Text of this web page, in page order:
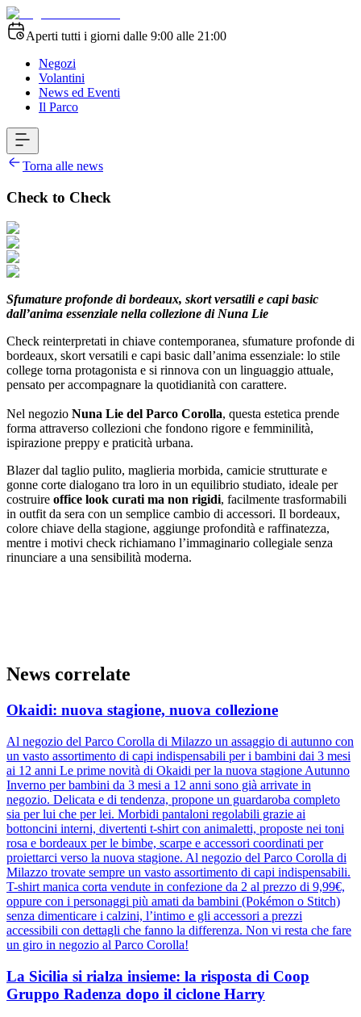
Aperti tutti i giorni dalle 9:00 alle 21:00
Negozi
Volantini
News ed Eventi
Il Parco
Torna alle news
Check to Check
Sfumature profonde di bordeaux, skort versatili e capi basic
dall’anima essenziale nella collezione di Nuna Lie
Check reinterpretati in chiave contemporanea, sfumature profonde di
bordeaux, skort versatili e capi basic dall’anima essenziale: lo stile
college torna protagonista e si rinnova con un linguaggio attuale,
pensato per accompagnare la quotidianità con carattere.
Nel negozio Nuna Lie del Parco Corolla, questa estetica prende
forma attraverso collezioni che fondono rigore e femminilità,
ispirazione preppy e praticità urbana.
Blazer dal taglio pulito, maglieria morbida, camicie strutturate e
gonne corte dialogano tra loro in un equilibrio studiato, ideale per
costruire office look curati ma non rigidi, facilmente trasformabili
in outfit da sera con un semplice cambio di accessori. Il bordeaux,
colore chiave della stagione, aggiunge profondità e raffinatezza,
mentre i motivi check richiamano l’immaginario collegiale senza
rinunciare a una sensibilità moderna.
News correlate
Okaidi: nuova stagione, nuova collezione
Al negozio del Parco Corolla di Milazzo un assaggio di autunno con
un vasto assortimento di capi indispensabili per i bambini dai 3 mesi
ai 12 anni Le prime novità di Okaidi per la nuova stagione Autunno
Inverno per bambini da 3 mesi a 12 anni sono già arrivate in
negozio. Delicata e di tendenza, propone un guardaroba completo
sia per lui che per lei. Morbidi pantaloni regolabili grazie ai
bottoncini interni, divertenti t-shirt con animaletti, proposte nei toni
rosa e bordeaux per le bimbe, scarpe e accessori coordinati per
proiettarci verso la nuova stagione. Al negozio del Parco Corolla di
Milazzo trovate sempre un vasto assortimento di capi indispensabili.
T-shirt manica corta vendute in confezione da 2 al prezzo di 9,99€,
oppure con i personaggi più amati da bambini (Pokémon o Stitch)
senza dimenticare i calzini, l’intimo e gli accessori a prezzi
accessibili con dettagli che fanno la differenza. Non vi resta che fare
un giro in negozio al Parco Corolla!
La Sicilia si rialza insieme: la risposta di Coop
Gruppo Radenza dopo il ciclone Harry